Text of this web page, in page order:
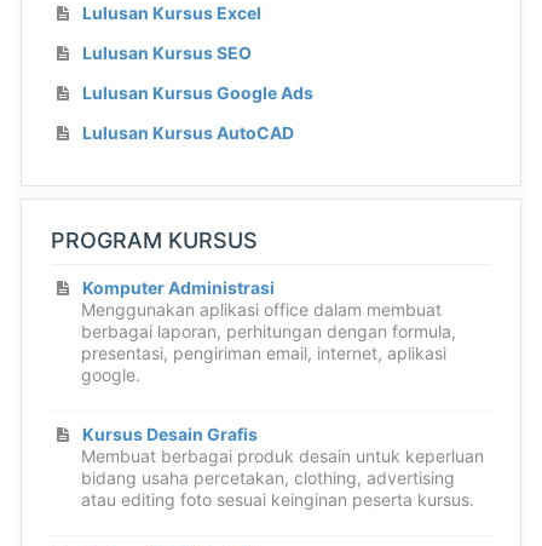
Lulusan Kursus Excel
Lulusan Kursus SEO
Lulusan Kursus Google Ads
Lulusan Kursus AutoCAD
PROGRAM KURSUS
Komputer Administrasi
Menggunakan aplikasi office dalam membuat
berbagai laporan, perhitungan dengan formula,
presentasi, pengiriman email, internet, aplikasi
google.
Kursus Desain Grafis
Membuat berbagai produk desain untuk keperluan
bidang usaha percetakan, clothing, advertising
atau editing foto sesuai keinginan peserta kursus.